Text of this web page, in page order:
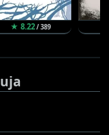
★ 8.22/ 389